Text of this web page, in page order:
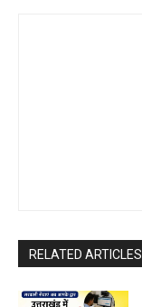
RELATED ARTICLES